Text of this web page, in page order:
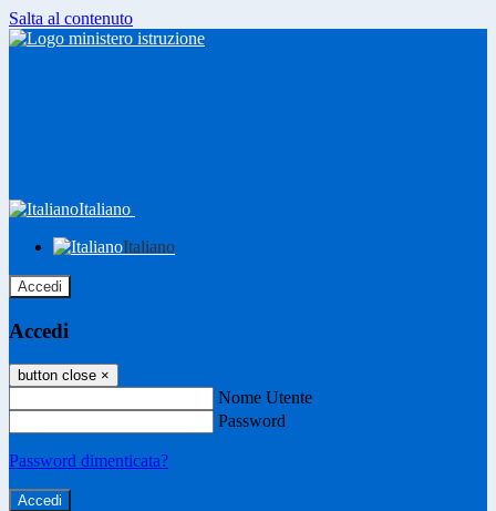
Salta al contenuto
Italiano
Italiano
Accedi
Accedi
button close ×
Nome Utente
Password
Password dimenticata?